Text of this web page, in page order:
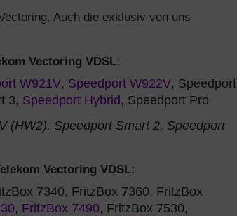
Auch die exklusiv von uns
Vectoring VDSL:
W921V, Speedport W922V, Speedport
3, Speedport Hybrid , Speedport Pro
(HW2), Speedport Smart 2, Speedport
Vectoring VDSL:
7340, FritzBox 7360, FritzBox
, FritzBox 7490, FritzBox 7530,